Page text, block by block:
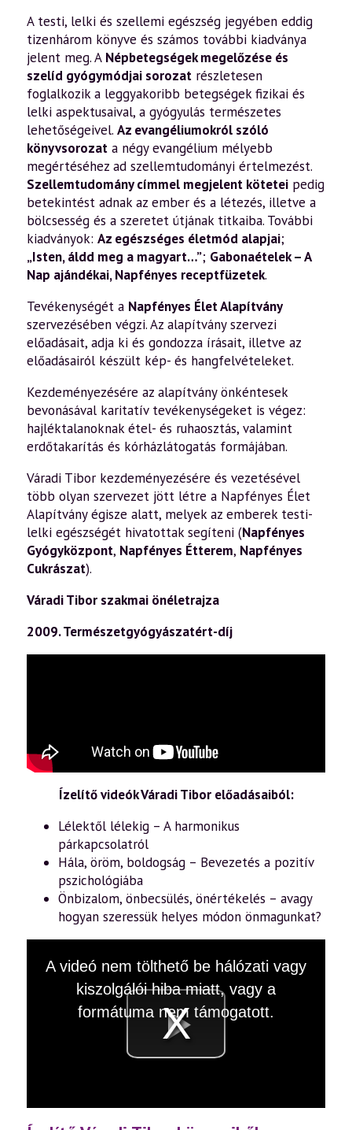
A testi, lelki és szellemi egészség jegyében eddig
tizenhárom könyve és számos további kiadványa
jelent meg. A Népbetegségek megelőzése és
szelíd gyógymódjai sorozat részletesen
foglalkozik a leggyakoribb betegségek fizikai és
lelki aspektusaival, a gyógyulás természetes
lehetőségeivel. Az evangéliumokról szóló
könyvsorozat a négy evangélium mélyebb
megértéséhez ad szellemtudományi értelmezést.
Szellemtudomány címmel megjelent kötetei pedig
betekintést adnak az ember és a létezés, illetve a
bölcsesség és a szeretet útjának titkaiba. További
kiadványok: Az egészséges életmód alapjai;
„Isten, áldd meg a magyart…”; Gabonaételek – A
Nap ajándékai,Napfényes receptfüzetek.
Tevékenységét a Napfényes Élet Alapítvány
szervezésében végzi. Az alapítvány szervezi
előadásait, adja ki és gondozza írásait, illetve az
előadásairól készült kép- és hangfelvételeket.
Kezdeményezésére az alapítvány önkéntesek
bevonásával karitatív tevékenységeket is végez:
hajléktalanoknak étel- és ruhaosztás, valamint
erdőtakarítás és kórházlátogatás formájában.
Váradi Tibor kezdeményezésére és vezetésével
több olyan szervezet jött létre a Napfényes Élet
Alapítvány égisze alatt, melyek az emberek testi-
lelki egészségét hivatottak segíteni (Napfényes
Gyógyközpont, Napfényes Étterem, Napfényes
Cukrászat).
Váradi Tibor szakmai önéletrajza
2009. Természetgyógyászatért-díj
Ízelítő videók Váradi Tibor előadásaiból:
Lélektől lélekig – A harmonikus
párkapcsolatról
Hála, öröm, boldogság – Bevezetés a pozitív
pszichológiába
Önbizalom, önbecsülés, önértékelés – avagy
hogyan szeressük helyes módon önmagunkat?
Videó
A videó nem tölthető be hálózati vagy
kiszolgálói hiba miatt, vagy a
formátuma nem támogatott.